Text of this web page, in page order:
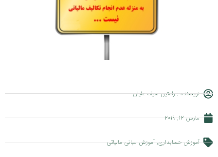
نویسنده :رامتین سیف علیان
مارس 12, 2019
آموزش حسابداری,آموزش مبانی مالیاتی